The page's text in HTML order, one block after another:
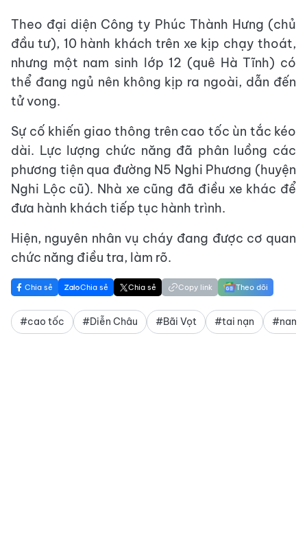
Theo đại diện Công ty Phúc Thành Hưng (chủ
đầu tư), 10 hành khách trên xe kịp chạy thoát,
nhưng một nam sinh lớp 12 (quê Hà Tĩnh) có
thể đang ngủ nên không kịp ra ngoài, dẫn đến
tử vong.
Sự cố khiến giao thông trên cao tốc ùn tắc kéo
dài. Lực lượng chức năng đã phân luồng các
phương tiện qua đường N5 Nghi Phương (huyện
Nghi Lộc cũ). Nhà xe cũng đã điều xe khác để
đưa hành khách tiếp tục hành trình.
Hiện, nguyên nhân vụ cháy đang được cơ quan
chức năng điều tra, làm rõ.
Chia sẻ Chia sẻ Chia sẻ Copy link Theo dõi
#cao tốc #Diễn Châu #Bãi Vọt #tai nạn #nam